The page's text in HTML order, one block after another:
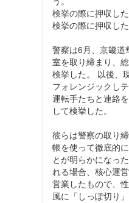
検挙の際に押収し
検挙の際に押収し
警察は6月、京畿道
室を取り締まり、
検挙した。 以後、
フォレンジックし
運転手たちと連絡
して検挙した。
彼らは警察の取り
帳を使って徹底的
とが明らかになっ
れる場合、核心運
営業したもので、
風に「しっぽ切り